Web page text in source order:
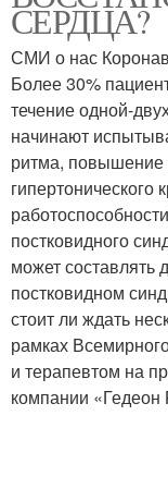
СЕРДЦА?
СМИ о нас
Более 30%
течение одной-
начинают
ритма, повышение
гипертонического
постковидного
может составлять
постковидном
стоит ли ждать
рамках
и терапевтом на
компании «Гедеон